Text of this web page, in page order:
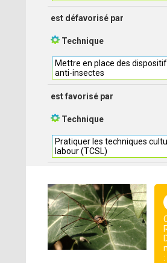
est défavorisé par
Technique
Mettre en place des
anti-insectes
est favorisé par
Technique
Pratiquer les techniques
labour (TCSL)
: